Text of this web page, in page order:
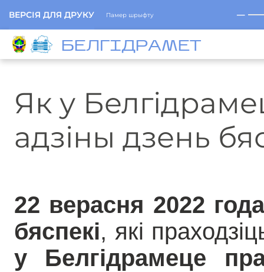
ВЕРСІЯ ДЛЯ ДРУКУ Памер шрыфту ─
БЕЛГIДРAМЕТ
Як у
адзіны дзень
22 верасня 2022
бяспекі, які
у Белгідрамеце